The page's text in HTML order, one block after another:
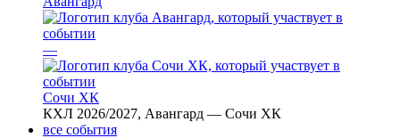
—
Сочи ХК
КХЛ 2026/2027, Авангард — Сочи ХК
все события